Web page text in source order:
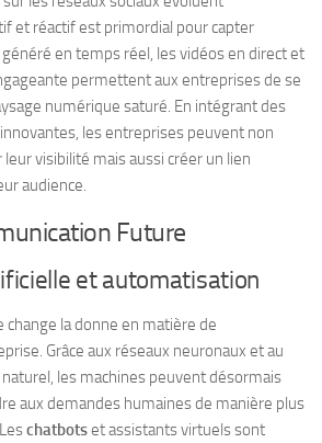
et réactif est primordial pour capter
en temps réel, les vidéos en direct et
permettent aux entreprises de se
numérique saturé. En intégrant des
les entreprises peuvent non
visibilité mais aussi créer un lien
audience.
Future
et automatisation
change la donne en matière de
Grâce aux réseaux neuronaux et au
les machines peuvent désormais
aux demandes humaines de manière plus
chatbotset assistants virtuels sont